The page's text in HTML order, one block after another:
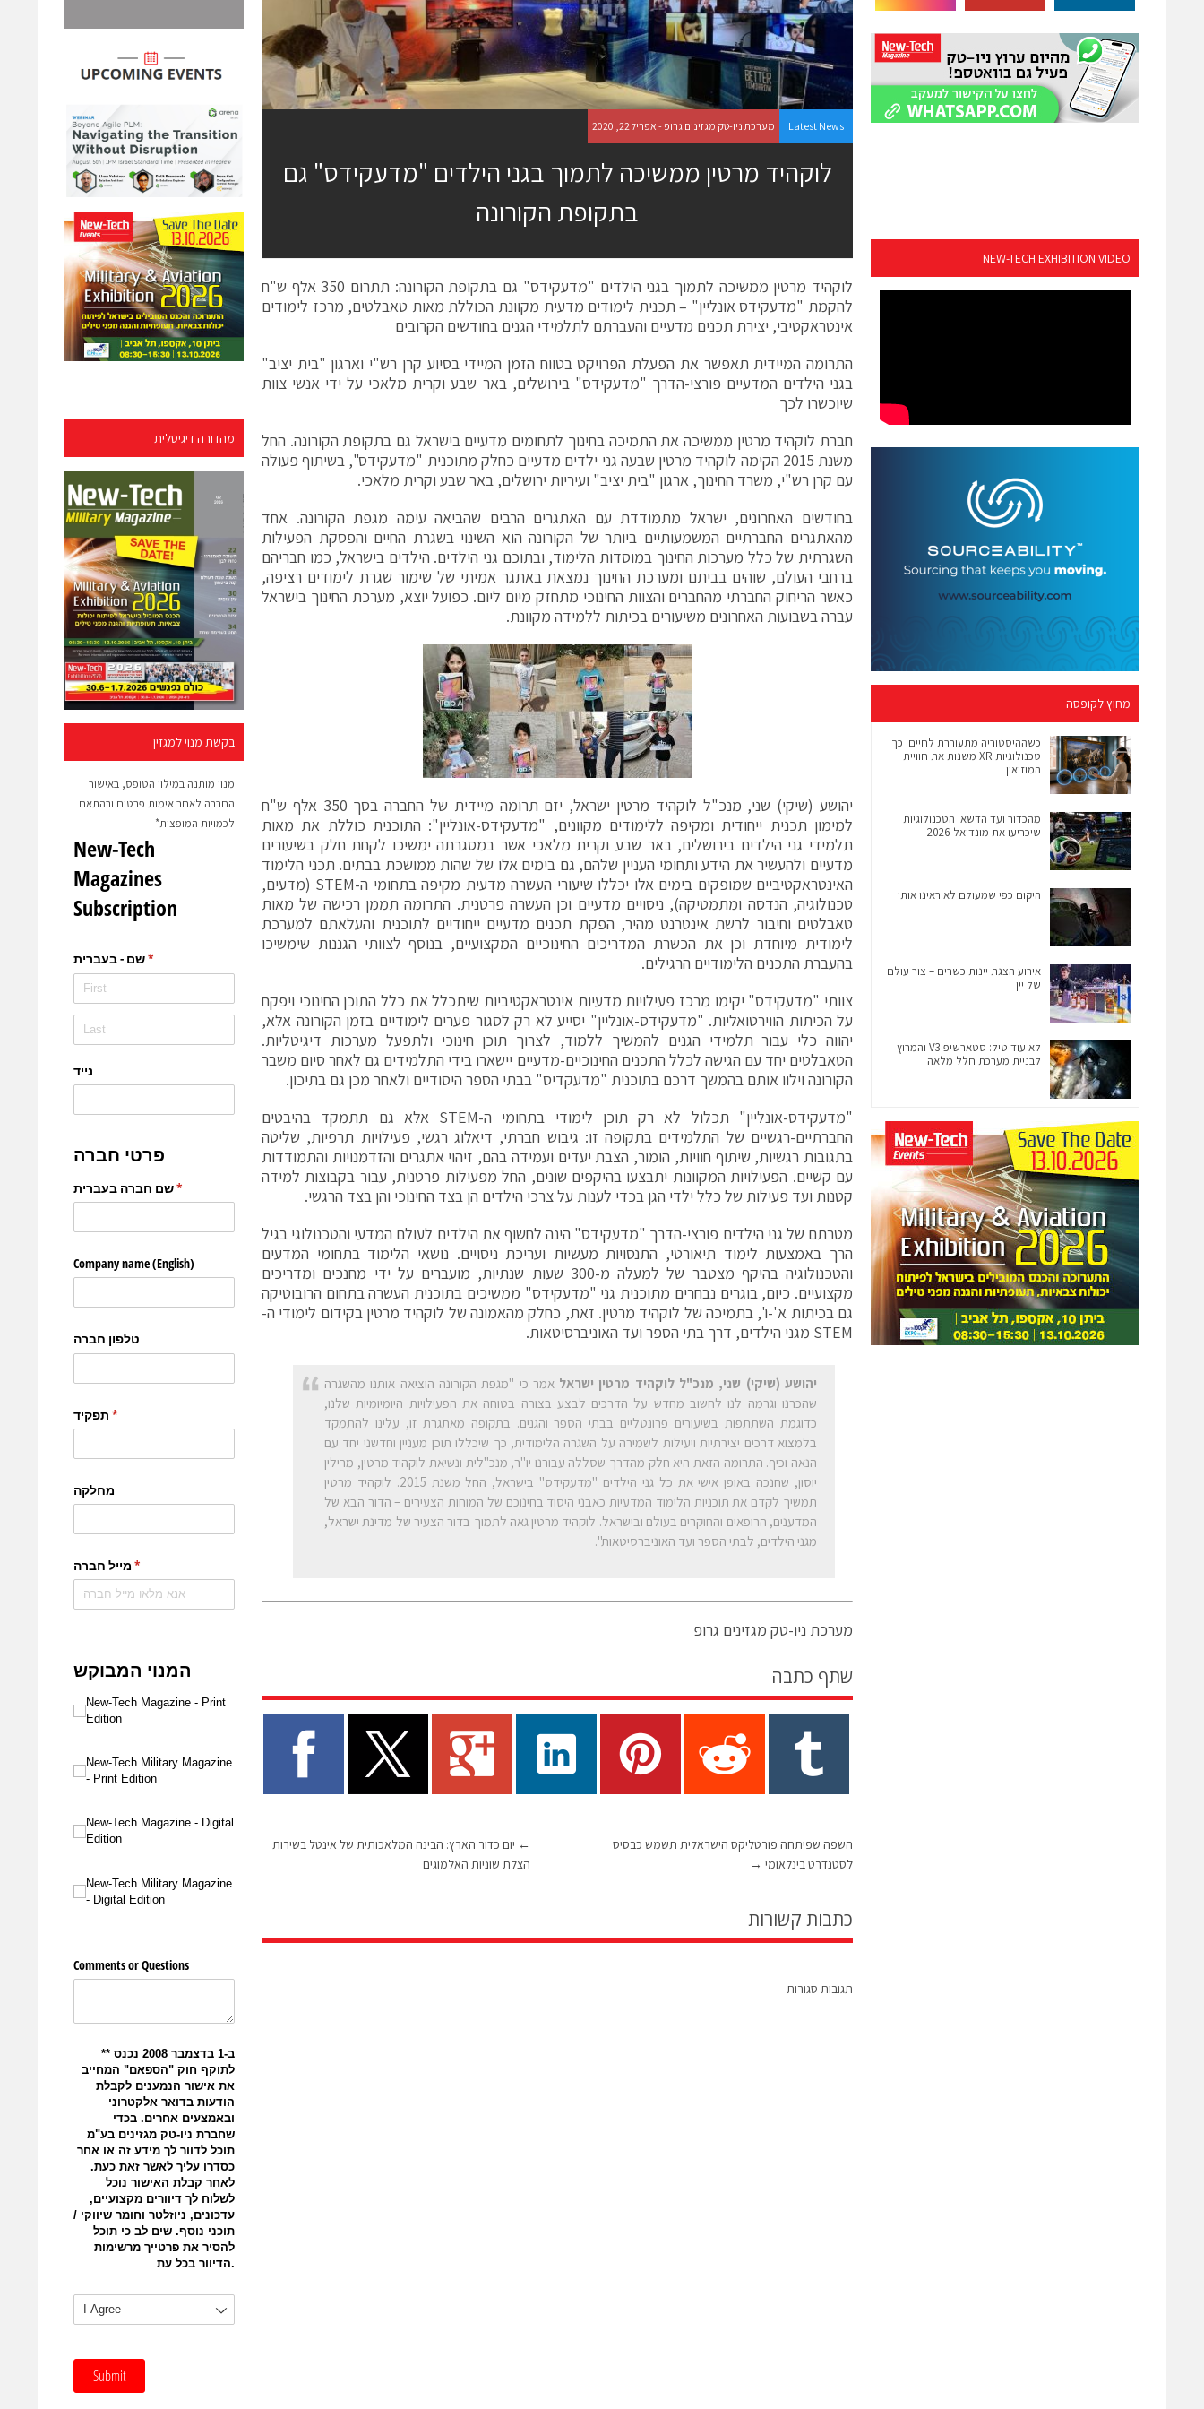
מהדורה דיגיטלית
בקשת מנוי למגזין
מנוי מותנה במילוי הטופס, באישור
החברה לאחר אימות פרטים ובהתאם
לכמויות המופצות*
Latest News מערכת ניו-טק מגזינים גרופ - אפריל 22, 2020
לוקהיד מרטין ממשיכה לתמוך בגני הילדים "מדעקידס" גם
בתקופת הקורונה
לוקהיד מרטין ממשיכה לתמוך בגני הילדים "מדעקידס" גם בתקופת הקורונה: תתרום 350 אלף ש"ח
להקמת "מדעקידס אונליין" – תכנית לימודים מדעית מקוונת הכוללת מאות טאבלטים, מרכז לימודים
אינטראקטיבי, יצירת תכנים מדעיים והעברתם לתלמידי הגנים בחודשים הקרובים
התרומה המיידית תאפשר את הפעלת הפרויקט בטווח הזמן המיידי בסיוע קרן רש"י וארגון "בית יציב"
בגני הילדים המדעיים פורצי-הדרך "מדעקידס" בירושלים, באר שבע וקרית מלאכי על ידי אנשי צוות
שיוכשרו לכך
חברת לוקהיד מרטין ממשיכה את התמיכה בחינוך לתחומים מדעיים בישראל גם בתקופת הקורונה. החל
משנת 2015 הקימה לוקהיד מרטין שבעה גני ילדים מדעיים כחלק מתוכנית "מדעקידס", בשיתוף פעולה
עם קרן רש"י, משרד החינוך, ארגון "בית יציב" ועיריות ירושלים, באר שבע וקרית מלאכי.
בחודשים האחרונים, ישראל מתמודדת עם האתגרים הרבים שהביאה עימה מגפת הקורונה. אחד
מהאתגרים החברתיים המשמעותיים ביותר של הקורונה הוא השינוי בשגרת החיים והפסקת הפעילות
השגרתית של כלל מערכות החינוך במוסדות הלימוד, ובתוכם גני הילדים. הילדים בישראל, כמו חבריהם
ברחבי העולם, שוהים בביתם ומערכת החינוך נמצאת באתגר אמיתי של שימור שגרת לימודים רציפה,
כאשר הריחוק החברתי מהחברים והצוות החינוכי מתחזק מיום ליום. כפועל יוצא, מערכת החינוך בישראל
עברה בשבועות האחרונים משיעורים בכיתות ללמידה מקוונת.
יהושע (שיקי) שני, מנכ"ל לוקהיד מרטין ישראל, יזם תרומה מיידית של החברה בסך 350 אלף ש"ח
למימון תכנית ייחודית ומקיפה ללימודים מקוונים, "מדעקידס-אונליין": התוכנית כוללת את מאות
תלמידי גני הילדים בירושלים, באר שבע וקרית מלאכי אשר במסגרתה ימשיכו לקחת חלק בשיעורים
מדעיים ולהעשיר את הידע ותחומי העניין שלהם, גם בימים אלו של שהות ממושכת בבתים. תכני הלימוד
האינטראקטיביים שמופקים בימים אלו יכללו שיעורי העשרה מדעית מקיפה בתחומי ה-STEM (מדעים,
טכנולוגיה, הנדסה ומתמטיקה), ניסויים מדעיים וכן העשרה פרטנית. התרומה תממן רכישה של מאות
טאבלטים וחיבור לרשת אינטרנט מהיר, הפקת תכנים מדעיים ייחודיים לתוכנית והעלאתם למערכת
לימודית מיוחדת וכן את הכשרת המדריכים החינוכיים המקצועיים, בנוסף לצוותי הגננות שימשיכו
בהעברת התכנים הלימודיים הרגילים.
צוותי "מדעקידס" יקימו מרכז פעילויות מדעיות אינטראקטיביות שיתכלל את כלל התוכן החינוכי ויפקח
על הכיתות הווירטואליות. "מדעקידס-אונליין" יסייע לא רק לסגור פערים לימודיים בזמן הקורונה אלא,
יהווה כלי עבור תלמידי הגנים להמשיך ללמוד, לצרוך תוכן חינוכי ולתפעל מערכות דיגיטליות.
הטאבלטים יחד עם הגישה לכלל התכנים החינוכיים-מדעיים יישארו בידי התלמידים גם לאחר סיום משבר
הקורונה וילוו אותם בהמשך דרכם בתוכנית "מדעקדיס" בבתי הספר היסודיים ולאחר מכן גם בתיכון.
"מדעקידס-אונליין" תכלול לא רק תוכן לימודי בתחומי ה-STEM אלא גם תתמקד בהיבטים
החברתיים-רגשיים של התלמידים בתקופה זו: גיבוש חברתי, דיאלוג רגשי, פעילויות תרפיות, שליטה
בתגובות רגשיות, שיתוף חוויות, הומור, הצבת יעדים ועמידה בהם, זיהוי אתגרים והזדמנויות והתמודדות
עם קשיים. הפעילויות המקוונות יתבצעו בהיקפים שונים, החל מפעילות פרטנית, עבור בקבוצות למידה
קטנות ועד פעילות של כלל ילדי הגן בכדי לענות על צרכי הילדים הן בצד החינוכי והן בצד הרגשי.
מטרתם של גני הילדים פורצי-הדרך "מדעקידס" הינה לחשוף את הילדים לעולם המדעי והטכנולוגי בגיל
הרך באמצעות לימוד תיאורטי, התנסויות מעשיות ועריכת ניסויים. נושאי הלימוד בתחומי המדעים
והטכנולוגיה בהיקף מצטבר של למעלה מ-300 שעות שנתיות, מועברים על ידי מחנכים ומדריכים
מקצועיים. כיום, בוגרים נבחרים מתוכנית גני "מדעקידס" ממשיכים בתוכנית העשרה בתחום הרובוטיקה
גם בכיתות א'-ו', בתמיכה של לוקהיד מרטין. זאת, כחלק מהאמונה של לוקהיד מרטין בקידום לימודי ה-
STEM מגני הילדים, דרך בתי הספר ועד האוניברסיטאות.
יהושע (שיקי) שני, מנכ"ל לוקהיד מרטין ישראל אמר כי "מגפת הקורונה הוציאה אותנו מהשגרה
שהכרנו וגרמה לנו לחשוב מחדש על הדרכים לבצע בצורה בטוחה את הפעילויות היומיומיות שלנו,
כדוגמת השתתפות בשיעורים פרונטליים בבתי הספר והגנים. בתקופה מאתגרת זו, עלינו להתמקד
בלמצוא דרכים יצירתיות ויעילות לשמירה על השגרה הלימודית, כך שיכללו תוכן מעניין וחדשני יחד עם
הנאה וכיף. התרומה הזאת היא חלק מהדרך שסללה עבורנו יו"ר, מנכ"לית ונשיאת לוקהיד מרטין, מרילין
יוסון, שחנכה באופן אישי את כל גני הילדים "מדעקידס" בישראל, החל משנת 2015. לוקהיד מרטין
תמשיך לקדם את תוכניות הלימוד המדעיות כאבני היסוד בחינוכם של המוחות הצעירים – הדור הבא של
המדענים, הרופאים והחוקרים בעולם ובישראל. לוקהיד מרטין גאה לתמוך בדור הצעיר של מדינת ישראל,
מגני הילדים, לבתי הספר ועד האוניברסיטאות".
מערכת ניו-טק מגזינים גרופ
שתף כתבה
← יום כדור הארץ: הבינה המלאכותית של אינטל בשירות
הצלת שוניות האלמוגים
השפה שפיתחה פורטליקס הישראלית תשמש כבסיס
לסטנדרט בינלאומי →
כתבות קשורות
תגובות סגורות
NEW-TECH EXHIBITION VIDEO
מחוץ לקופסה
כשההיסטוריה מתעוררת לחיים: כך
טכנולוגיות XR משנות את חוויית
המוזיאון
מהכדור ועד הדשא: הטכנולוגיות
שיכריעו את מונדיאל 2026
היקום כפי שמעולם לא ראינו אותו
אירוע הצגת יינות כשרים – צור עולם
של יין
לא עוד טיל: סטארשיפ V3 והמרוץ
לבניית מערכת חלל מלאה